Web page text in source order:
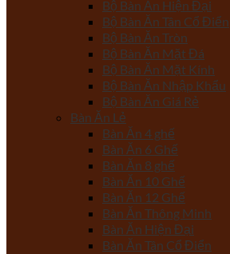
Bộ Bàn Ăn Hiện Đại
Bộ Bàn Ăn Tân Cổ Điển
Bộ Bàn Ăn Tròn
Bộ Bàn Ăn Mặt Đá
Bộ Bàn Ăn Mặt Kính
Bộ Bàn Ăn Nhập Khẩu
Bộ Bàn Ăn Giá Rẻ
Bàn Ăn Lẻ
Bàn Ăn 4 ghế
Bàn Ăn 6 Ghế
Bàn Ăn 8 ghế
Bàn Ăn 10 Ghế
Bàn Ăn 12 Ghế
Bàn Ăn Thông Minh
Bàn Ăn Hiện Đại
Bàn Ăn Tân Cổ Điển